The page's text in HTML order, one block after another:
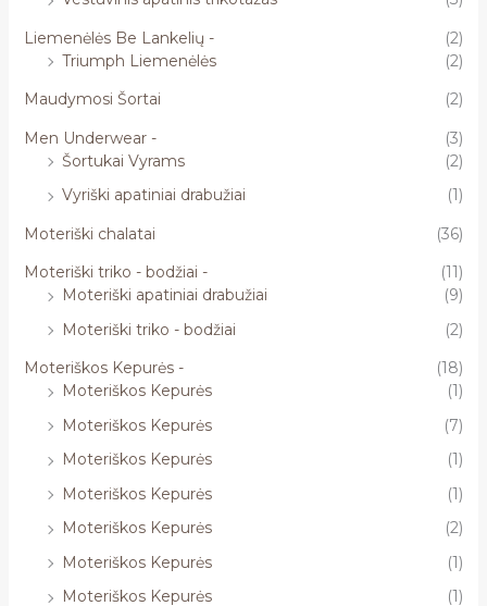
Liemenėlės Be Lankelių -
(2)
Triumph Liemenėlės
(2)
Maudymosi Šortai
(2)
Men Underwear -
(3)
Šortukai Vyrams
(2)
Vyriški apatiniai drabužiai
(1)
Moteriški chalatai
(36)
Moteriški triko - bodžiai -
(11)
Moteriški apatiniai drabužiai
(9)
Moteriški triko - bodžiai
(2)
Moteriškos Kepurės -
(18)
Moteriškos Kepurės
(1)
Moteriškos Kepurės
(7)
Moteriškos Kepurės
(1)
Moteriškos Kepurės
(1)
Moteriškos Kepurės
(2)
Moteriškos Kepurės
(1)
Moteriškos Kepurės
(1)